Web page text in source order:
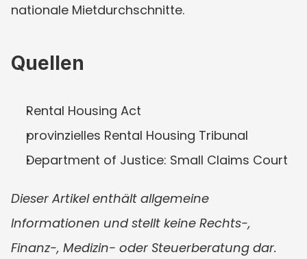
nationale Mietdurchschnitte.
Quellen
Rental Housing Act
provinzielles Rental Housing Tribunal
Department of Justice: Small Claims Court
Dieser Artikel enthält allgemeine
Informationen und stellt keine Rechts-,
Finanz-, Medizin- oder Steuerberatung dar.